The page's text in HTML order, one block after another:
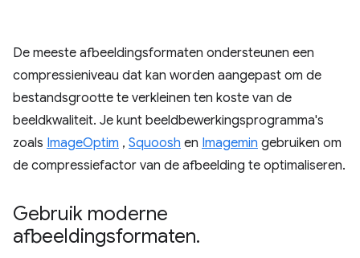
De meeste afbeeldingsformaten ondersteunen een
compressieniveau dat kan worden aangepast om de
bestandsgrootte te verkleinen ten koste van de
beeldkwaliteit. Je kunt beeldbewerkingsprogramma's
zoals ImageOptim , Squoosh en Imagemin gebruiken om
de compressiefactor van de afbeelding te optimaliseren.
Gebruik moderne
afbeeldingsformaten.